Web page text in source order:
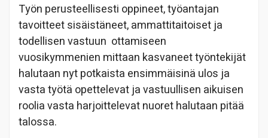
Työn perusteellisesti oppineet, työantajan
tavoitteet sisäistäneet, ammattitaitoiset ja
todellisen vastuun ottamiseen
vuosikymmenien mittaan kasvaneet työntekijät
halutaan nyt potkaista ensimmäisinä ulos ja
vasta työtä opettelevat ja vastuullisen aikuisen
roolia vasta harjoittelevat nuoret halutaan pitää
talossa.